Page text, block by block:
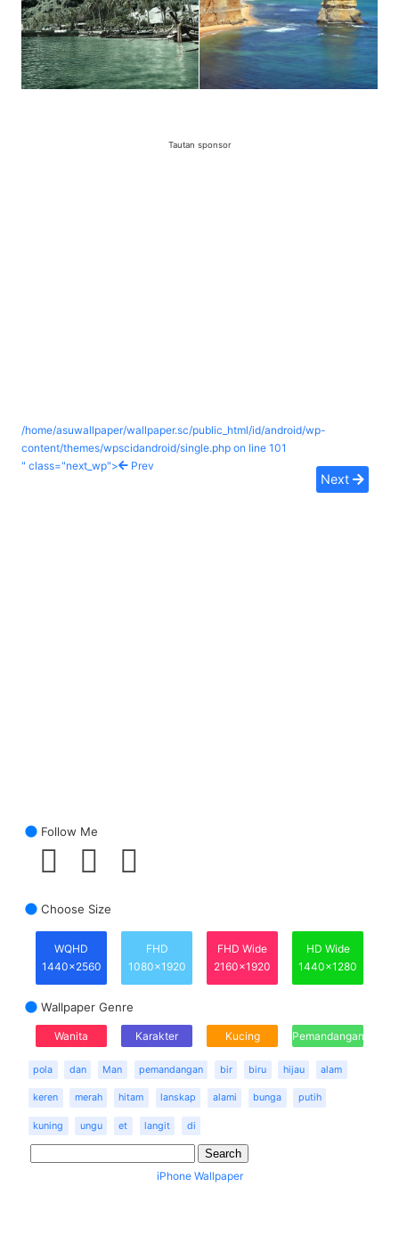
Tautan sponsor
/home/asuwallpaper/wallpaper.sc/public_html/id/android/wp-
content/themes/wpscidandroid/single.php on line 101
" class="next_wp">
Prev
Next
Follow Me
Choose Size
WQHD
1440x2560
FHD
1080x1920
FHD Wide
2160x1920
HD Wide
1440x1280
Wallpaper Genre
Wanita Karakter Kucing Pemandangan
pola dan Man pemandangan bir biru hijau alam
keren merah hitam lanskap alami bunga putih
kuning ungu et langit di
iPhone Wallpaper